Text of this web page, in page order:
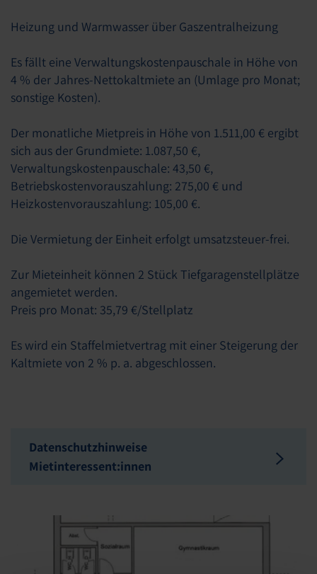
Heizung und Warmwasser über Gaszentralheizung
Es fällt eine Verwaltungskostenpauschale in Höhe von
4 % der Jahres-Nettokaltmiete an (Umlage pro Monat;
sonstige Kosten).
Der monatliche Mietpreis in Höhe von 1.511,00 € ergibt
sich aus der Grundmiete: 1.087,50 €,
Verwaltungskostenpauschale: 43,50 €,
Betriebskostenvorauszahlung: 275,00 € und
Heizkostenvorauszahlung: 105,00 €.
Die Vermietung der Einheit erfolgt umsatzsteuer-frei.
Zur Mieteinheit können 2 Stück Tiefgaragenstellplätze
angemietet werden.
Preis pro Monat: 35,79 €/Stellplatz
Es wird ein Staffelmietvertrag mit einer Steigerung der
Kaltmiete von 2 % p. a. abgeschlossen.
Datenschutzhinweise
Mietinteressent:innen